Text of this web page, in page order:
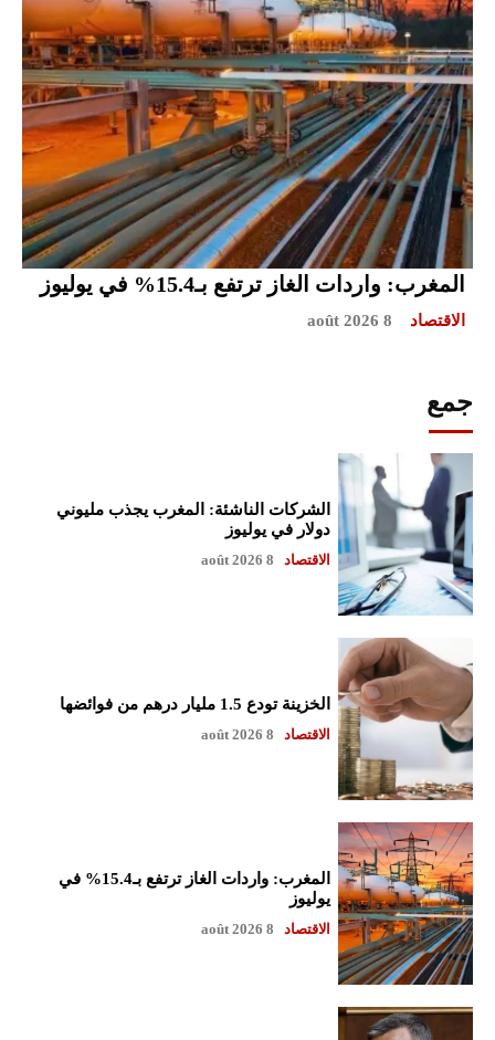
المغرب: واردات الغاز ترتفع بـ15.4% في يوليوز
الاقتصاد 8 août 2026
جمع
الشركات الناشئة: المغرب يجذب مليوني
دولار في يوليوز
الاقتصاد 8 août 2026
الخزينة تودع 1.5 مليار درهم من فوائضها
الاقتصاد 8 août 2026
المغرب: واردات الغاز ترتفع بـ15.4% في
يوليوز
الاقتصاد 8 août 2026